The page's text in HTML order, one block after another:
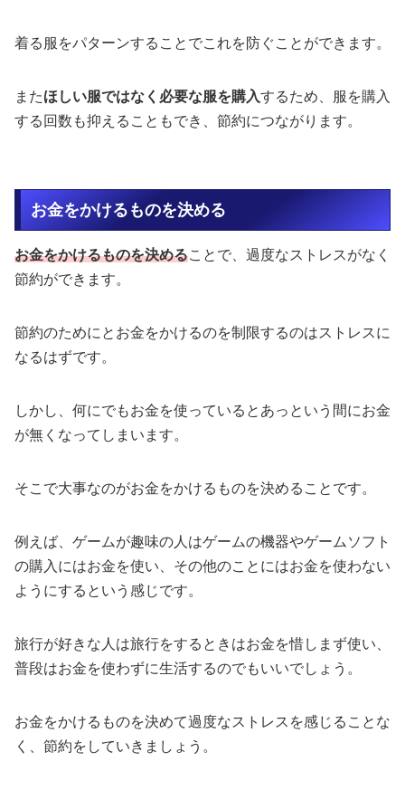
着る服をパターンすることでこれを防ぐことができます。
またほしい服ではなく必要な服を購入するため、服を購入
する回数も抑えることもでき、節約につながります。
お金をかけるものを決める
お金をかけるものを決めることで、過度なストレスがなく
節約ができます。
節約のためにとお金をかけるのを制限するのはストレスに
なるはずです。
しかし、何にでもお金を使っているとあっという間にお金
が無くなってしまいます。
そこで大事なのがお金をかけるものを決めることです。
例えば、ゲームが趣味の人はゲームの機器やゲームソフト
の購入にはお金を使い、その他のことにはお金を使わない
ようにするという感じです。
旅行が好きな人は旅行をするときはお金を惜しまず使い、
普段はお金を使わずに生活するのでもいいでしょう。
お金をかけるものを決めて過度なストレスを感じることな
く、節約をしていきましょう。